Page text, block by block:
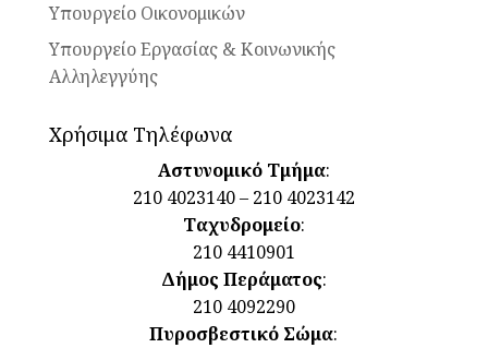
Υπουργείο Οικονομικών
Υπουργείο Εργασίας & Κοινωνικής
Αλληλεγγύης
Χρήσιμα Τηλέφωνα
Αστυνομικό Τμήμα:
210 4023140 – 210 4023142
Ταχυδρομείο:
210 4410901
Δήμος Περάματος:
210 4092290
Πυροσβεστικό Σώμα: